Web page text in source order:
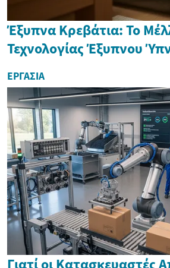
Έξυπνα Κρεβάτια: Το
Τεχνολογίας Έξυπνου
ΕΡΓΑΣΊΑ
Γιατί οι Κατασκευαστές